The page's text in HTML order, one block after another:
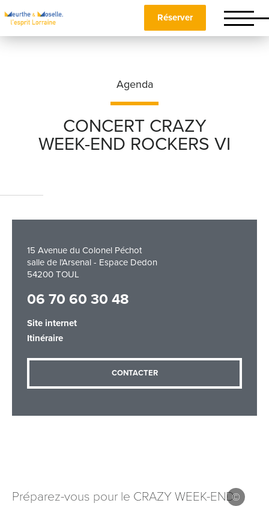
Réserver
Agenda
CONCERT CRAZY
WEEK-END ROCKERS VI
15 Avenue du Colonel Péchot
salle de l'Arsenal - Espace Dedon
54200 TOUL
06 70 60 30 48
Site internet
Itinéraire
CONTACTER
Préparez-vous pour le CRAZY WEEK-END
Nom*
Téléphone
mention contraire). Vous disposez d’un droit d’accès, de